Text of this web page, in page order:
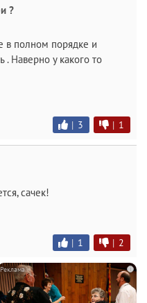
?
в полном порядке и
. Наверно у какого то
| 3 | 1
сачек!
| 1 | 2
i